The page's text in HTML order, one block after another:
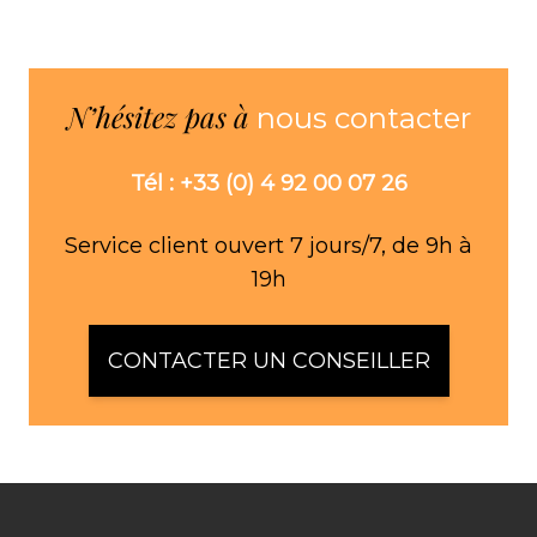
N’hésitez pas à nous contacter
Tél : +33 (0) 4 92 00 07 26
Service client ouvert 7 jours/7, de 9h à
19h
CONTACTER UN CONSEILLER